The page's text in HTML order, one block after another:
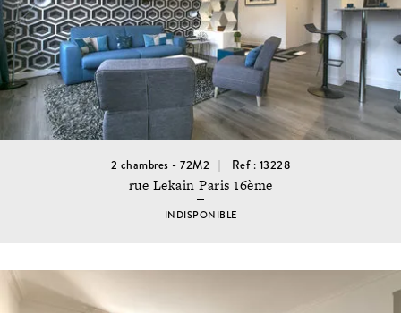
2 chambres - 72M2 Ref : 13228
rue Lekain Paris 16ème
INDISPONIBLE